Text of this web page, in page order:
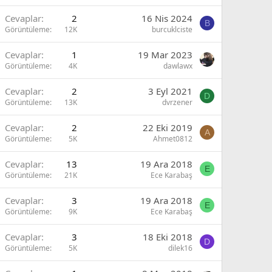
Cevaplar 2
Görüntüleme 12K
16 Nis 2024
burcuklciste
B
Cevaplar 1
Görüntüleme 4K
19 Mar 2023
dawlawx
Cevaplar 2
Görüntüleme 13K
3 Eyl 2021
dvrzener
D
Cevaplar 2
Görüntüleme 5K
22 Eki 2019
Ahmet0812
A
Cevaplar 13
Görüntüleme 21K
19 Ara 2018
Ece Karabaş
E
Cevaplar 3
Görüntüleme 9K
19 Ara 2018
Ece Karabaş
E
Cevaplar 3
Görüntüleme 5K
18 Eki 2018
dilek16
D